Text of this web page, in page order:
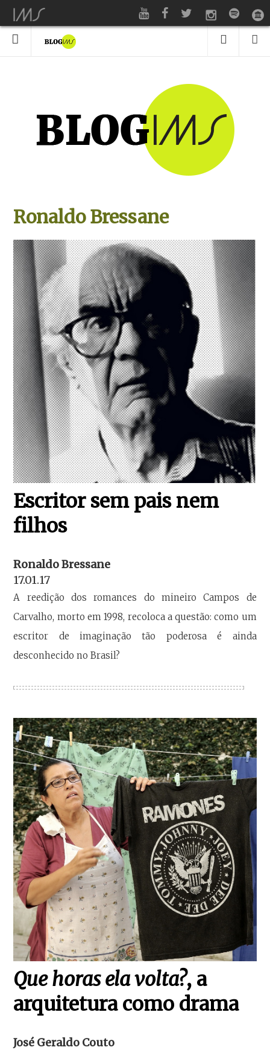
Ronaldo Bressane
Escritor sem pais nem
filhos
Ronaldo Bressane
17.01.17
A reedição dos romances do mineiro Campos de
Carvalho, morto em 1998, recoloca a questão: como um
escritor de imaginação tão poderosa é ainda
desconhecido no Brasil?
Que horas ela volta?, a
arquitetura como drama
José Geraldo Couto